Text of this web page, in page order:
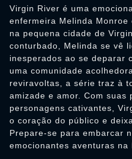
Virgin River é uma
enfermeira Melinda Monroe
na pequena cidade de
conturbado, Melinda se vê
inesperados ao se deparar
uma comunidade
reviravoltas, a série traz à
amizade e amor. Com suas
personagens cativantes,
o coração do público e
Prepare-se para embarcar
emocionantes aventuras na